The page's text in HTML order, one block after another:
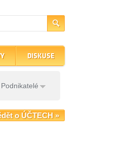
Podnikatelé
DISKUSE
o ÚČTECH »